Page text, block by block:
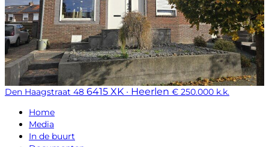
Den Haagstraat 48 6415 XK · Heerlen € 250.000 k.k.
Home
Media
In de buurt